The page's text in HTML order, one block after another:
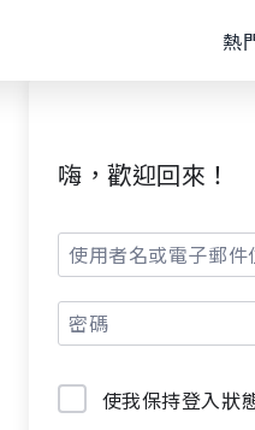
熱
嗨，歡迎回來！
使我保持登入狀